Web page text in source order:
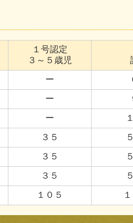
１号認定
３～５歳児
ー
ー
ー
３５
３５
３５
１０５